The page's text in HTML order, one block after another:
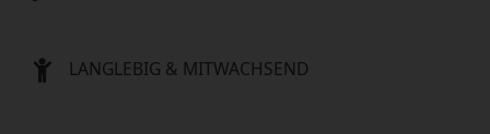
LANGLEBIG & MITWACHSEND